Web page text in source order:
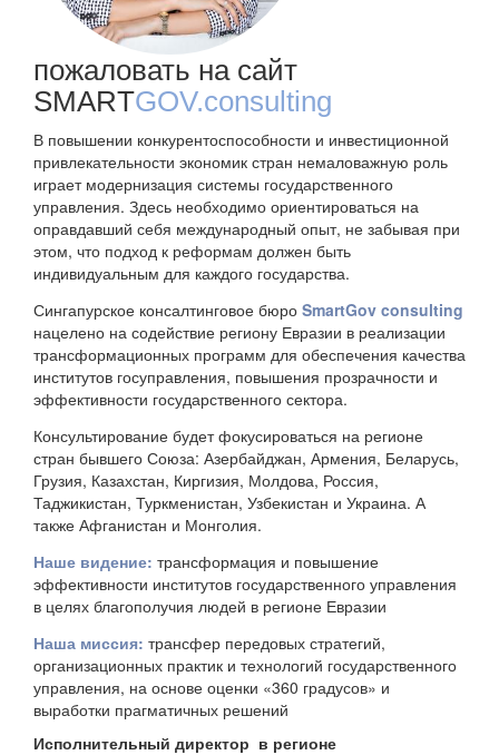
КОНТАКТЫ
пожаловать на сайт
SMARTGOV.consulting
В повышении конкурентоспособности и инвестиционной
привлекательности экономик стран немаловажную роль
играет модернизация системы государственного
управления. Здесь необходимо ориентироваться на
оправдавший себя международный опыт, не забывая при
этом, что подход к реформам должен быть
индивидуальным для каждого государства.
Сингапурское консалтинговое бюро SmartGov consulting
нацелено на содействие региону Евразии в реализации
трансформационных программ для обеспечения качества
институтов госуправления, повышения прозрачности и
эффективности государственного сектора.
Консультирование будет фокусироваться на регионе
стран бывшего Союза: Азербайджан, Армения, Беларусь,
Грузия, Казахстан, Киргизия, Молдова, Россия,
Таджикистан, Туркменистан, Узбекистан и Украина. А
также Афганистан и Монголия.
Наше видение: трансформация и повышение
эффективности институтов государственного управления
в целях благополучия людей в регионе Евразии
Наша миссия: трансфер передовых стратегий,
организационных практик и технологий государственного
управления, на основе оценки «360 градусов» и
выработки прагматичных решений
Исполнительный директор в регионе